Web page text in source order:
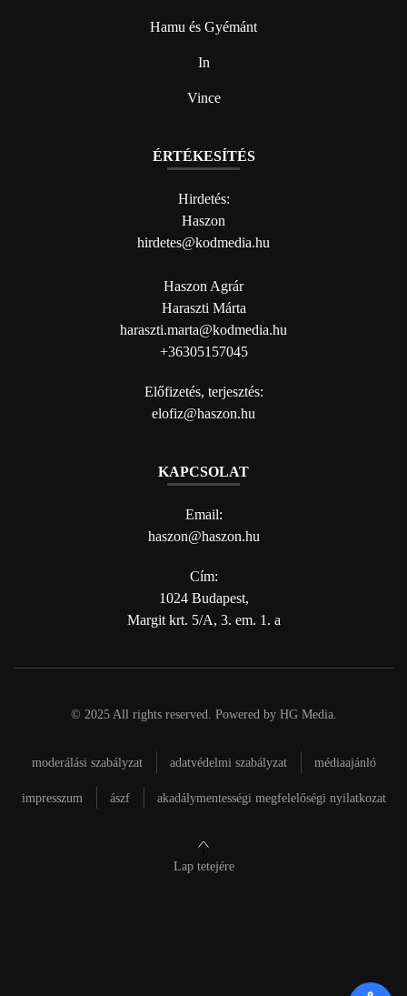
Hamu és Gyémánt
In
Vince
ÉRTÉKESÍTÉS
Hirdetés:
Haszon
hirdetes@kodmedia.hu
Haszon Agrár
Haraszti Márta
haraszti.marta@kodmedia.hu
+36305157045
Előfizetés, terjesztés:
elofiz@haszon.hu
KAPCSOLAT
Email:
haszon@haszon.hu
Cím:
1024 Budapest,
Margit krt. 5/A, 3. em. 1. a
© 2025 All rights reserved. Powered by HG Media.
moderálási szabályzat adatvédelmi szabályzat médiaajánló
impresszum ászf akadálymentességi megfelelőségi nyilatkozat
Lap tetejére